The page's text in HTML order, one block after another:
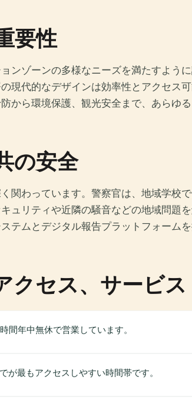
要性
ンゾーンの多様なニーズを満たすよう
現代的なデザインは効率性とアクセス
から環境保護、観光安全まで、あらゆる
の安全
関わっています。警察官は、地域学校
ュリティや近隣の騒音などの地域問題
テムとデジタル報告プラットフォームを
クセス、サービス
間年中無休で営業しています。
が最もアクセスしやすい時間帯です。